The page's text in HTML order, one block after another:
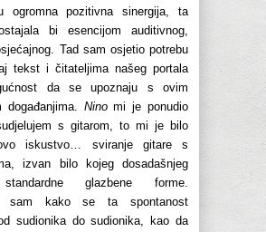
ogromna pozitivna sinergija, ta
bi esencijom auditivnog,
Tad sam osjetio potrebu
tekst i čitateljima našeg portala
da se upoznaju s ovim
događanjima. Ninomi je ponudio
s gitarom, to mi je bilo
iskustvo… sviranje gitare s
izvan bilo kojeg dosadašnjeg
glazbene forme.
sam kako se ta spontanost
sudionika do sudionika, kao da